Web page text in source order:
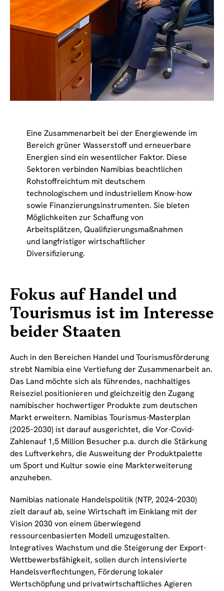
Eine Zusammenarbeit bei der Energiewende im
Bereich grüner Wasserstoff und erneuerbare
Energien sind ein wesentlicher Faktor. Diese
Sektoren verbinden Namibias beachtlichen
Rohstoffreichtum mit deutschem
technologischem und industriellem Know-how
sowie Finanzierungsinstrumenten. Sie bieten
Möglichkeiten zur Schaffung von
Arbeitsplätzen, Qualifizierungsmaßnahmen
und langfristiger wirtschaftlicher
Diversifizierung.
Fokus auf Handel und
Tourismus ist im Interesse
beider Staaten
Auch in den Bereichen Handel und Tourismusförderung
strebt Namibia eine Vertiefung der Zusammenarbeit an.
Das Land möchte sich als führendes, nachhaltiges
Reiseziel positionieren und gleichzeitig den Zugang
namibischer hochwertiger Produkte zum deutschen
Markt erweitern. Namibias Tourismus-Masterplan
(2025–2030) ist darauf ausgerichtet, die Vor-Covid-
Zahlenauf 1,5 Million Besucher p.a. durch die Stärkung
des Luftverkehrs, die Ausweitung der Produktpalette
um Sport und Kultur sowie eine Markterweiterung
anzuheben.
Namibias nationale Handelspolitik (NTP, 2024–2030)
zielt darauf ab, seine Wirtschaft im Einklang mit der
Vision 2030 von einem überwiegend
ressourcenbasierten Modell umzugestalten.
Integratives Wachstum und die Steigerung der Export-
Wettbewerbsfähigkeit, sollen durch intensivierte
Handelsverflechtungen, Förderung lokaler
Wertschöpfung und privatwirtschaftliches Agieren